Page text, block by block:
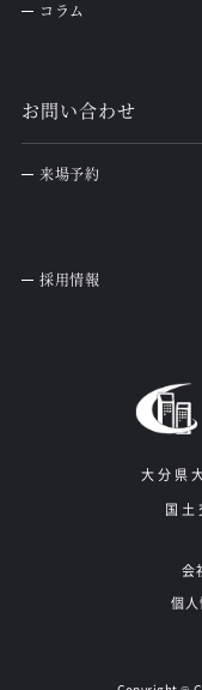
コラム
お問い合わせ
来場予約
採用情報
大分県
国土
会
個